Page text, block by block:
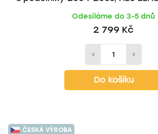
Odesíláme do 3-5 dnů
2 799 Kč
Do košíku
ČESKÁ VÝROBA